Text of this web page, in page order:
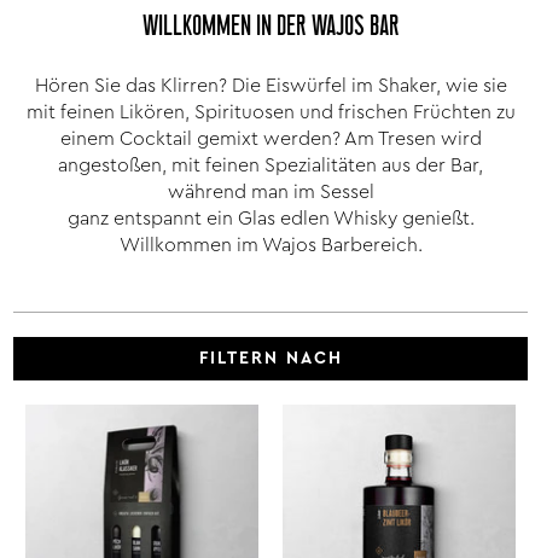
WILLKOMMEN IN DER WAJOS BAR
Hören Sie das Klirren? Die Eiswürfel im Shaker, wie sie
mit feinen Likören, Spirituosen und frischen Früchten zu
einem Cocktail gemixt werden? Am Tresen wird
angestoßen, mit feinen Spezialitäten aus der Bar,
während man im Sessel
ganz entspannt ein Glas edlen Whisky genießt.
Willkommen im Wajos Barbereich.
FILTERN NACH